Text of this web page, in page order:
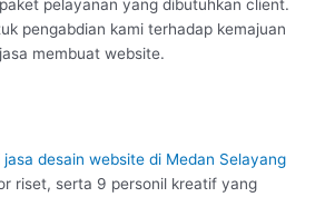
pelayanan yang dibutuhkan client.
pengabdian kami terhadap kemajuan
membuat website.
jasa desain website di Medan Selayang
riset, serta 9 personil kreatif yang